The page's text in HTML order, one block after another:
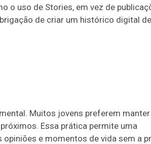
o uso de Stories, em vez de
de criar um histórico digital
Muitos jovens preferem
Essa prática permite uma
e momentos de vida sem a